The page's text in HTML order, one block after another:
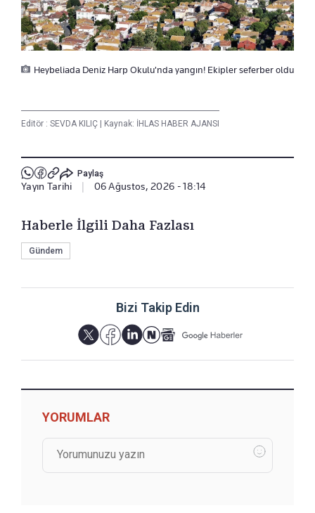
Heybeliada Deniz Harp Okulu'nda yangın! Ekipler seferber oldu
Editör : SEVDA KILIÇ | Kaynak: İHLAS HABER AJANSI
Paylaş
Yayın Tarihi 06 Ağustos, 2026 - 18:14
Haberle İlgili Daha Fazlası
Gündem
Bizi Takip Edin
YORUMLAR